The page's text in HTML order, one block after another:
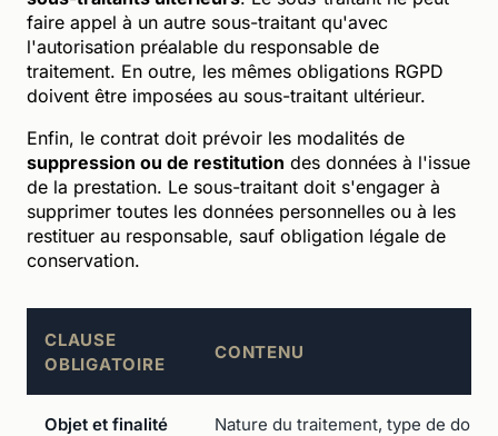
faire appel à un autre sous-traitant qu'avec
l'autorisation préalable du responsable de
traitement. En outre, les mêmes obligations RGPD
doivent être imposées au sous-traitant ultérieur.
Enfin, le contrat doit prévoir les modalités de
suppression ou de restitution des données à l'issue
de la prestation. Le sous-traitant doit s'engager à
supprimer toutes les données personnelles ou à les
restituer au responsable, sauf obligation légale de
conservation.
CLAUSE
OBLIGATOIRE
CONTENU
Objet et finalité
Nature du traitement, type de